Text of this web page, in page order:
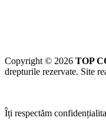
Copyright © 2026 TOP
drepturile rezervate. Site
Îți respectăm